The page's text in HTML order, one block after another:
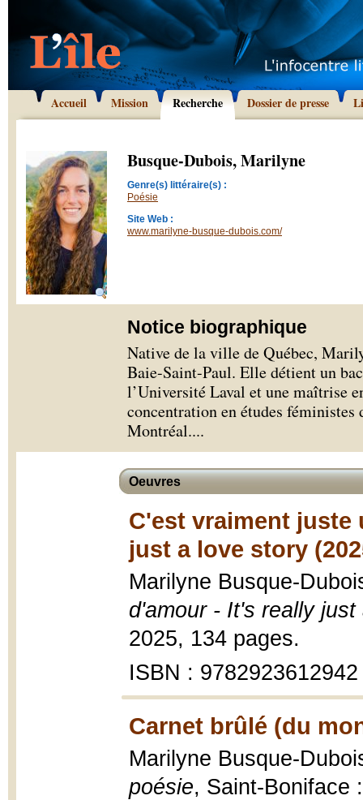
Accueil Mission Recherche Dossier de presse
Busque-Dubois, Marilyne
Genre(s) littéraire(s) :
Poésie
Site Web :
www.marilyne-busque-dubois.com/
Notice biographique
Native de la ville de Québec,
Baie-Saint-Paul. Elle détient un
l’Université Laval et une maîtrise
concentration en études féministes
Montréal....
Oeuvres
C'est vraiment juste
just a love story
Marilyne Busque-
d'amour - It's really
2025, 134 pages.
ISBN : 9782923612942
Carnet brûlé (du
Marilyne Busque-
poésie, Saint-Boniface